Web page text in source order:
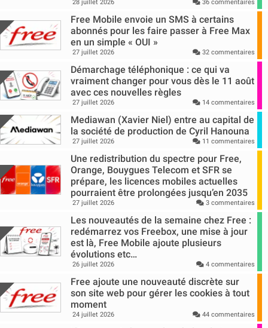
28 juillet 2026 36 commentaires
Free Mobile envoie un SMS à certains
abonnés pour les faire passer à Free Max
en un simple « OUI »
27 juillet 2026 32 commentaires
Démarchage téléphonique : ce qui va
vraiment changer pour vous dès le 11 août
avec ces nouvelles règles
27 juillet 2026 14 commentaires
Mediawan (Xavier Niel) entre au capital de
la société de production de Cyril Hanouna
27 juillet 2026 11 commentaires
Une redistribution du spectre pour Free,
Orange, Bouygues Telecom et SFR se
prépare, les licences mobiles actuelles
pourraient être prolongées jusqu’en 2035
27 juillet 2026 3 commentaires
Les nouveautés de la semaine chez Free :
redémarrez vos Freebox, une mise à jour
est là, Free Mobile ajoute plusieurs
évolutions etc…
26 juillet 2026 4 commentaires
Free ajoute une nouveauté discrète sur
son site web pour gérer les cookies à tout
moment
24 juillet 2026 44 commentaires